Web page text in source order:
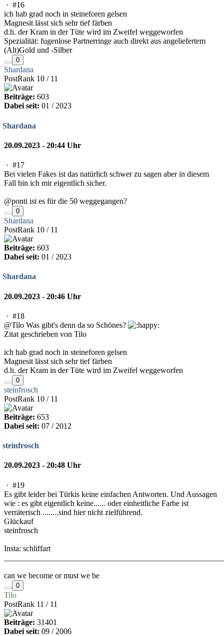
· #16
ich hab grad noch in steineforen gelsen
Magnesit lässt sich sehr tief färben
d.h. der Kram in der Tüte wird im Zweifel weggeworfen
Spezialität: fugenlose Partnerringe auch direkt aus angeliefertem
(Alt)Gold und -Silber
0
Shardana
PostRank 10 / 11
Beiträge: 603
Dabei seit: 01 / 2023
Shardana
20.09.2023 - 20:44 Uhr
· #17
Bei vielen Fakes ist das natürlich schwer zu sagen aber in diesem
Fall bin ich mir eigentlich sicher.
@ponti ist es für die 50 weggegangen?
0
Shardana
PostRank 10 / 11
Beiträge: 603
Dabei seit: 01 / 2023
Shardana
20.09.2023 - 20:46 Uhr
· #18
@Tilo Was gibt's denn da so Schönes?
Zitat geschrieben von Tilo
ich hab grad noch in steineforen gelsen
Magnesit lässt sich sehr tief färben
d.h. der Kram in der Tüte wird im Zweifel weggeworfen
0
steinfrosch
PostRank 10 / 11
Beiträge: 653
Dabei seit: 07 / 2012
steinfrosch
20.09.2023 - 20:48 Uhr
· #19
Es gibt leider bei Türkis keine einfachen Antworten. Und Aussagen
wie : es gibt eigentlich keine...... oder einheitliche Farbe ist
verräterisch ........sind hier nicht zielführend.
Glückauf
steinfrosch
Insta: schliffart
can we become or must we be
0
Tilo
PostRank 11 / 11
Beiträge: 31401
Dabei seit: 09 / 2006